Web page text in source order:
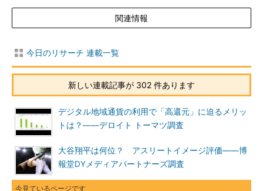
関連情報
今日のリサーチ 連載一覧
新しい連載記事が 302 件あります
デジタル地域通貨の利用で「高還元」に迫るメリッ
トは？――デロイト トーマツ調査
大谷翔平は何位？ アスリートイメージ評価――博
報堂DYメディアパートナーズ調査